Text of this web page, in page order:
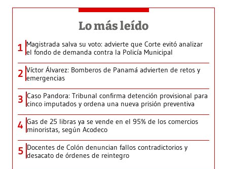
Lo más leído
1 Magistrada salva su voto: advierte que Corte evitó analizar
el fondo de demanda contra la Policía Municipal
2 Víctor Álvarez: Bomberos de Panamá advierten de retos y
emergencias
3 Caso Pandora: Tribunal confirma detención provisional para
cinco imputados y ordena una nueva prisión preventiva
4 Gas de 25 libras ya se vende en el 95% de los comercios
minoristas, según Acodeco
5 Docentes de Colón denuncian fallos contradictorios y
desacato de órdenes de reintegro